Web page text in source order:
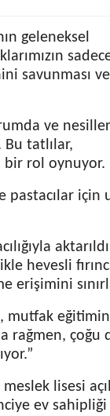
geleneksel
savunması ve
ve nesiller
Bu tatlılar,
bir rol oynuyor.
pastacılar için
hevesli
erişimini
mutfak
rağmen, çoğu
lisesi
ev sahipliği